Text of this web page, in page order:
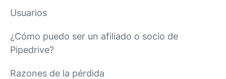
Usuarios
¿Cómo puedo ser un afiliado o socio de
Pipedrive?
Razones de la pérdida